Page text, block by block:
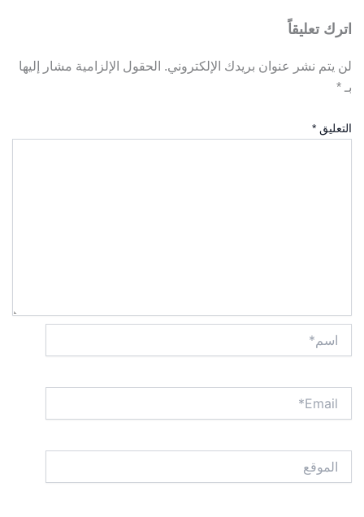
اترك تعليقاً
لن يتم نشر عنوان بريدك الإلكتروني. الحقول الإلزامية مشار إليها
بـ *
التعليق *